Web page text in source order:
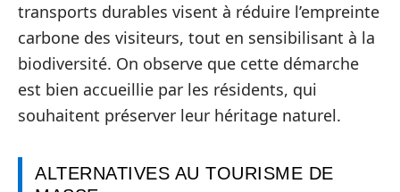
transports durables visent à réduire l’empreinte
carbone des visiteurs, tout en sensibilisant à la
biodiversité. On observe que cette démarche
est bien accueillie par les résidents, qui
souhaitent préserver leur héritage naturel.
ALTERNATIVES AU TOURISME DE